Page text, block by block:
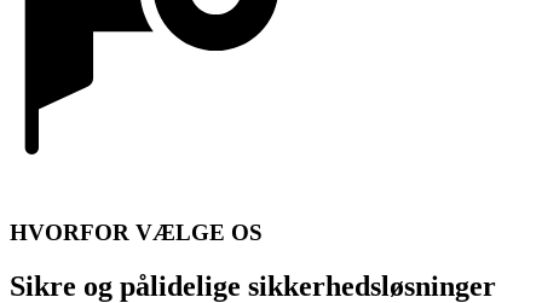
HVORFOR VÆLGE OS
Sikre og pålidelige sikkerhedsløsninger